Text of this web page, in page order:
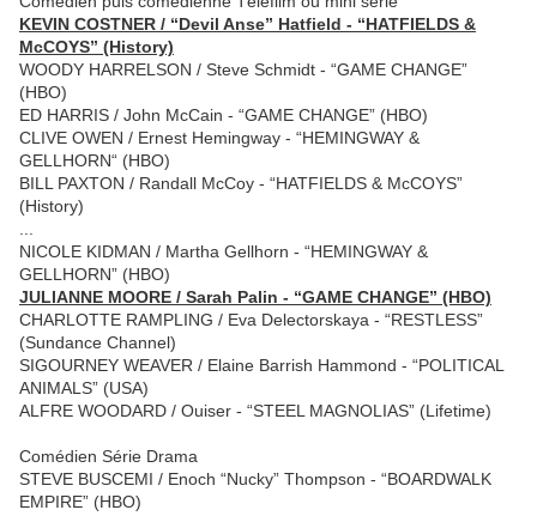
KEVIN COSTNER / “Devil Anse” Hatfield - “HATFIELDS &
McCOYS” (History)
WOODY HARRELSON / Steve Schmidt - “GAME CHANGE”
(HBO)
ED HARRIS / John McCain - “GAME CHANGE” (HBO)
CLIVE OWEN / Ernest Hemingway - “HEMINGWAY &
GELLHORN“ (HBO)
BILL PAXTON / Randall McCoy - “HATFIELDS & McCOYS”
(History)
NICOLE KIDMAN / Martha Gellhorn - “HEMINGWAY &
GELLHORN” (HBO)
JULIANNE MOORE / Sarah Palin - “GAME CHANGE” (HBO)
CHARLOTTE RAMPLING / Eva Delectorskaya - “RESTLESS”
(Sundance Channel)
SIGOURNEY WEAVER / Elaine Barrish Hammond - “POLITICAL
ANIMALS” (USA)
ALFRE WOODARD / Ouiser - “STEEL MAGNOLIAS” (Lifetime)
Comédien Série Drama
STEVE BUSCEMI / Enoch “Nucky” Thompson - “BOARDWALK
EMPIRE” (HBO)